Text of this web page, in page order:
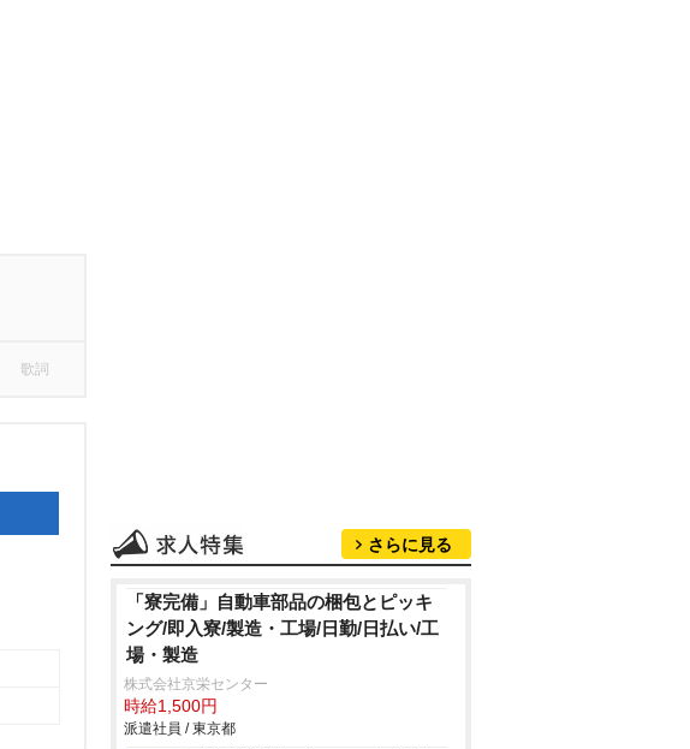
歌詞
さらに見る
「寮完備」自動車部品の梱包とピッキ
ング/即入寮/製造・工場/日勤/日払い/工
場・製造
株式会社京栄センター
時給1,500円
派遣社員 / 東京都